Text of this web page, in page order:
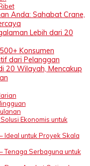
Anda: Sahabat Crane,
Lebih dari 20
Konsumen
dari Pelanggan
20 Wilayah, Mencakup
Ekonomis untuk
Ideal untuk Proyek Skala
Tenaga Serbaguna untuk